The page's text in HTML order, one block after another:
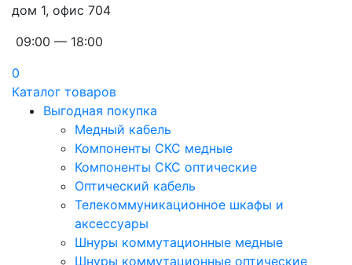
дом 1, офис 704
09:00 — 18:00
0
Каталог товаров
Выгодная покупка
Медный кабель
Компоненты СКС медные
Компоненты СКС оптические
Оптический кабель
Телекоммуникационное шкафы и
аксессуары
Шнуры коммутационные медные
Шнуры коммутационные оптические